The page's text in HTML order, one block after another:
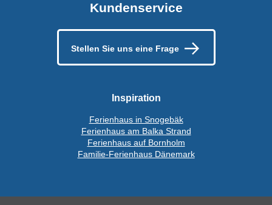
Kundenservice
Stellen Sie uns eine Frage
Inspiration
Ferienhaus in Snogebäk
Ferienhaus am Balka Strand
Ferienhaus auf Bornholm
Familie-Ferienhaus Dänemark